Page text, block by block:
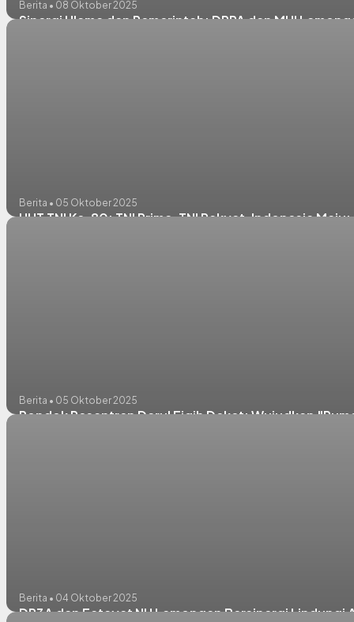
Berita • 08 Oktober 2025
Sinergi Ulama dan Pemerintah: DPPA dan MUI
Berita • 05 Oktober 2025
HUT TNI Ke-80: TNI Prima, TNI Rakyat, Indonesia
Berita • 05 Oktober 2025
Pondok Pesantren Darul Fiqih Deket: Wujudkan
Berita • 04 Oktober 2025
DP3A dan Fatayat NU Lamongan Bersinergi Lindungi